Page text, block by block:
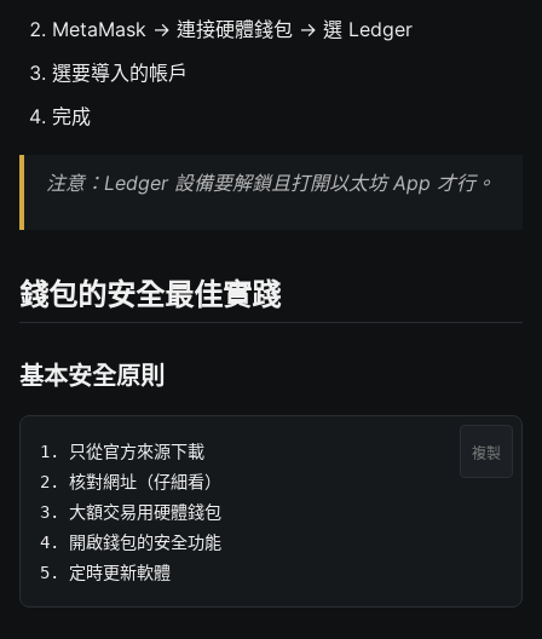
MetaMask → 連接硬體錢包 → 選 Ledger
選要導入的帳戶
完成
注意：Ledger 設備要解鎖且打開以太坊 App 才行。
錢包的安全最佳實踐
基本安全原則
1. 只從官方來源下載
2. 核對網址（仔細看）
3. 大額交易用硬體錢包
4. 開啟錢包的安全功能
5. 定時更新軟體
複製